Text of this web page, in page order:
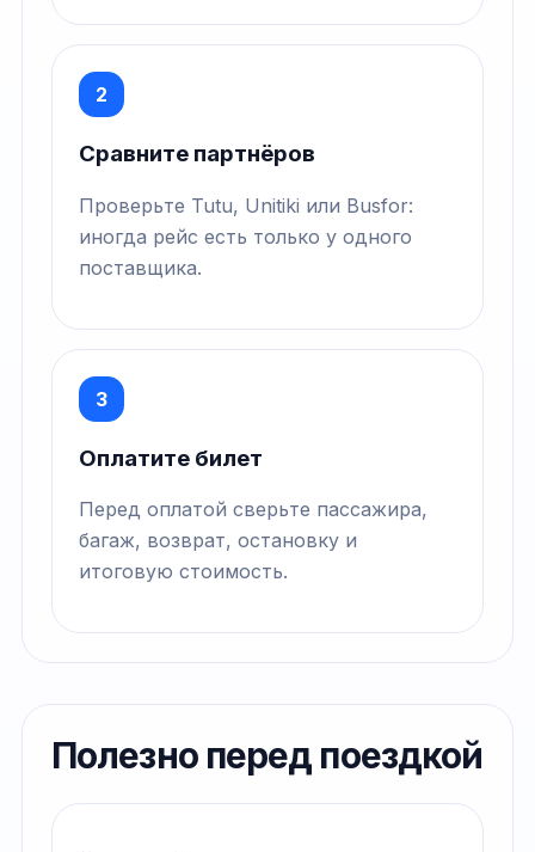
2
Сравните партнёров
Проверьте Tutu, Unitiki или Busfor:
иногда рейс есть только у одного
поставщика.
3
Оплатите билет
Перед оплатой сверьте пассажира,
багаж, возврат, остановку и
итоговую стоимость.
Полезно перед поездкой